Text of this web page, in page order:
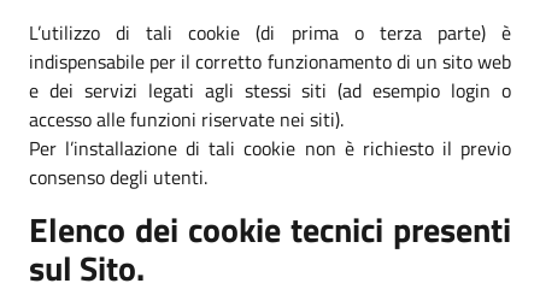
L’utilizzo di tali cookie (di prima o terza parte) è
indispensabile per il corretto funzionamento di un sito web
e dei servizi legati agli stessi siti (ad esempio login o
accesso alle funzioni riservate nei siti).
Per l’installazione di tali cookie non è richiesto il previo
consenso degli utenti.
Elenco dei cookie tecnici presenti
sul Sito.